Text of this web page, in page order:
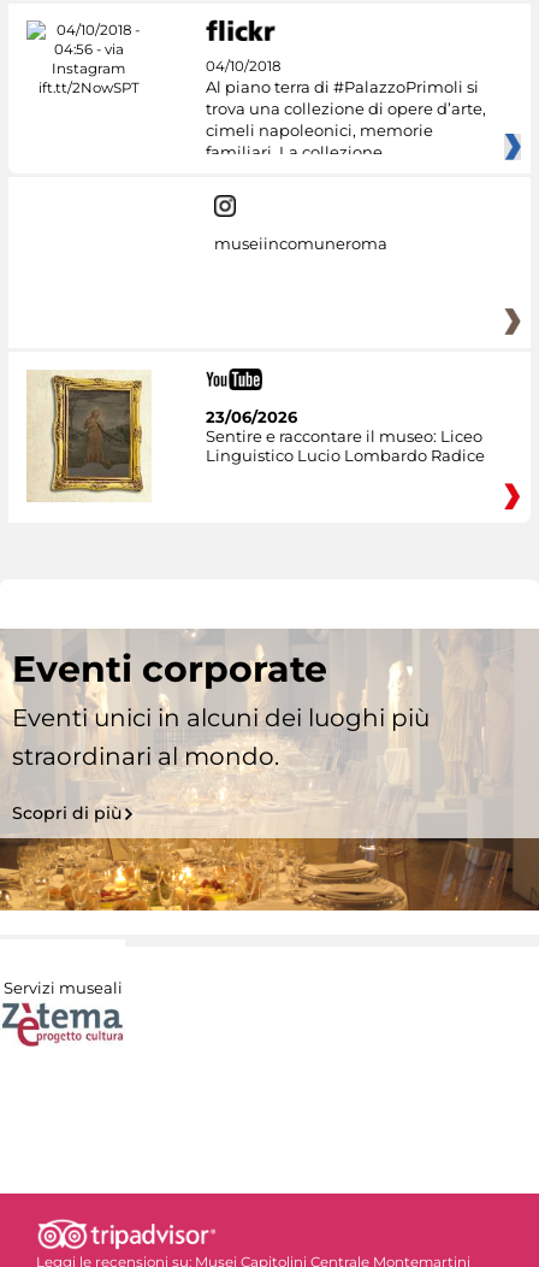
04/10/2018
Al piano terra di #PalazzoPrimoli si
trova una collezione di opere d’arte,
cimeli napoleonici, memorie
familiari. La collezione
museiincomuneroma
23/06/2026
Sentire e raccontare il museo: Liceo
Linguistico Lucio Lombardo Radice
Eventi corporate
Eventi unici in alcuni dei luoghi più
straordinari al mondo.
Scopri di più
Servizi museali
Leggi le recensioni su: Musei Capitolini Centrale Montemartini